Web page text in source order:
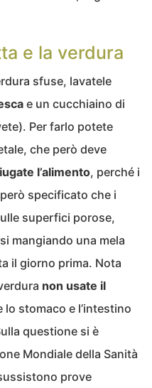
e la verdura
sfuse, lavatele
e un cucchiaino di
Per farlo potete
che però deve
l’alimento, perché i
specificato che i
superfici porose,
mangiando una mela
il giorno prima. Nota
non usate il
stomaco e l’intestino
questione si è
Mondiale della Sanità
prove